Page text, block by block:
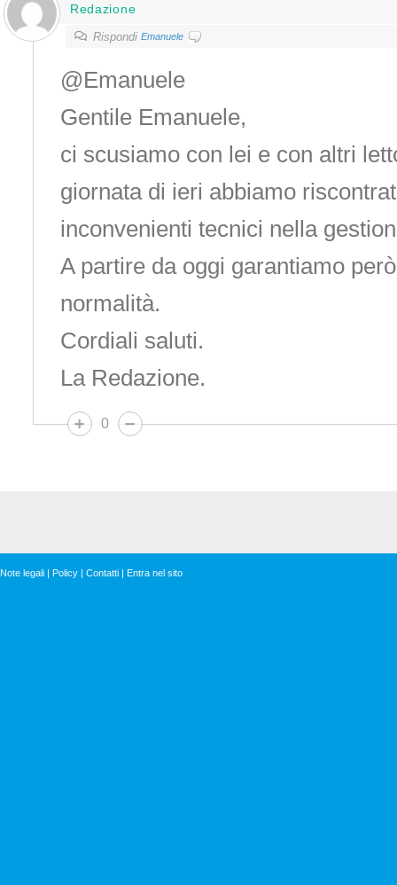
Redazione
Rispondi Emanuele
@Emanuele
Gentile Emanuele,
ci scusiamo con lei e con altri
giornata di ieri abbiamo
inconvenienti tecnici nella
A partire da oggi garantiamo
normalità.
Cordiali saluti.
La Redazione.
0
Note legali | Policy | Contatti | Entra nel sito